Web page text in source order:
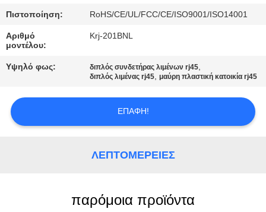
ΕΛΆΤΕ
ΣΕ
ΕΠΑΦΉ
ΖΗΤΉΣΤΕ
ΑΠΌΣΠΑΣΜΑ
SITEMAP
Πιστοποίηση: RoHS/CE/UL/FCC/CE/ISO9001/ISO14001
Αριθμό
μοντέλου:
Krj-201BNL
Υψηλό φως: διπλός συνδετήρας λιμένων rj45,
διπλός λιμένας rj45,μαύρη πλαστική κατοικία rj45
ΕΠΑΦΉ!
ΛΕΠΤΟΜΈΡΕΙΕΣ
παρόμοια προϊόντα